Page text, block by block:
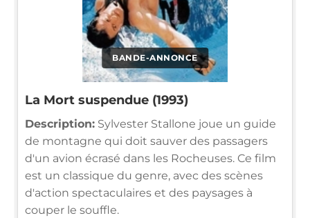
BANDE-ANNONCE
La Mort suspendue (1993)
Description: Sylvester Stallone joue un guide
de montagne qui doit sauver des passagers
d'un avion écrasé dans les Rocheuses. Ce film
est un classique du genre, avec des scènes
d'action spectaculaires et des paysages à
couper le souffle.